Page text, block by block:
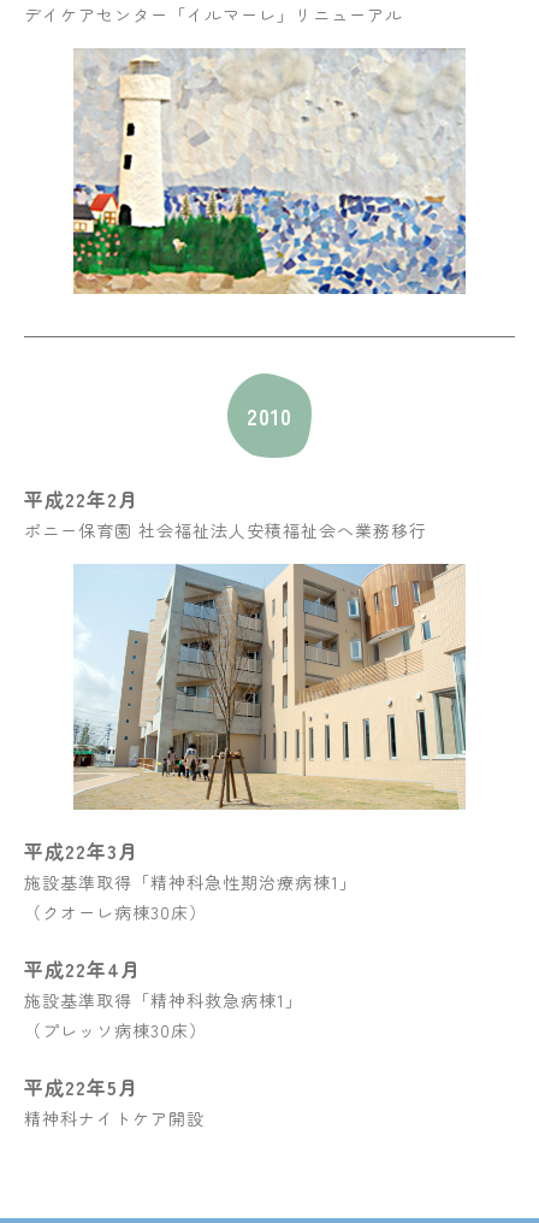
デイケアセンター「イルマーレ」リニューアル
2010
平成22年2月
ポニー保育園 社会福祉法人安積福祉会へ業務移行
平成22年3月
施設基準取得「精神科急性期治療病棟1」
（クオーレ病棟30床）
平成22年4月
施設基準取得「精神科救急病棟1」
（プレッソ病棟30床）
平成22年5月
精神科ナイトケア開設